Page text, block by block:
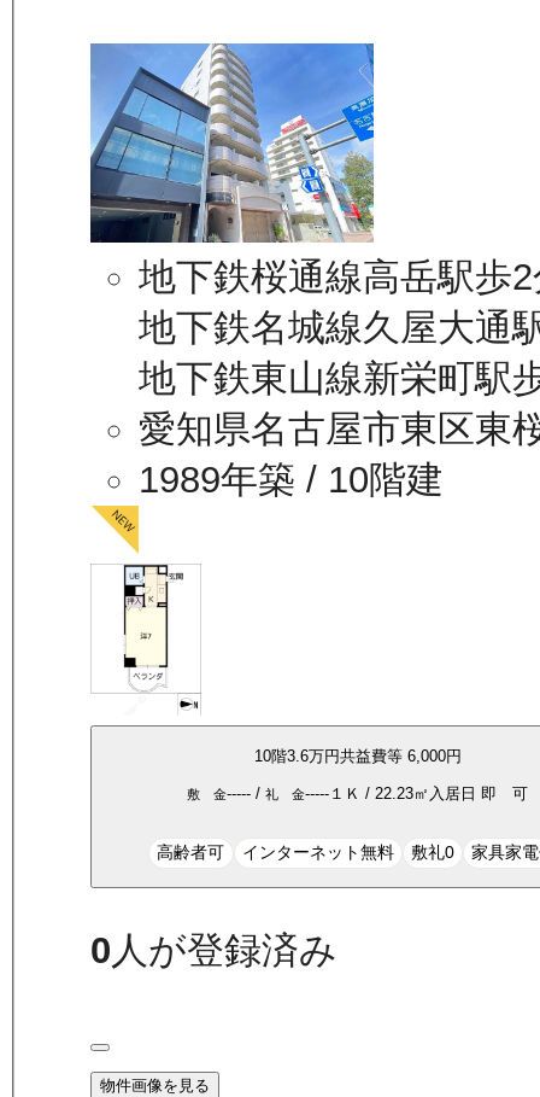
地下鉄桜通線高岳駅歩
地下鉄名城線久屋大通
地下鉄東山線新栄町駅
愛知県名古屋市東区東
1989年築 / 10階建
10階3.6万円共益費等 6,000円
敷 金----- /礼 金----- １Ｋ / 22.23㎡ 入居日 即 可
高齢者可 インターネット無料 敷礼0 家具家
0人が登録済み
物件画像を見る